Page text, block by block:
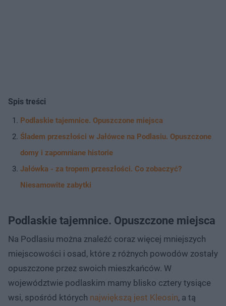
Spis treści
Podlaskie tajemnice. Opuszczone miejsca
Śladem przeszłości w Jałówce na Podlasiu. Opuszczone
domy i zapomniane historie
Jałówka - za tropem przeszłości. Co zobaczyć?
Niesamowite zabytki
Podlaskie tajemnice. Opuszczone miejsca
Na Podlasiu można znaleźć coraz więcej mniejszych
miejscowości i osad, które z różnych powodów zostały
opuszczone przez swoich mieszkańców. W
województwie podlaskim mamy blisko cztery tysiące
wsi, spośród których największą jest Kleosin, a tą